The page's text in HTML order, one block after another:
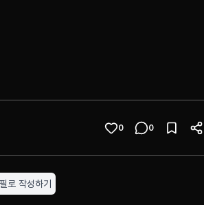
0 0
로 작성하기